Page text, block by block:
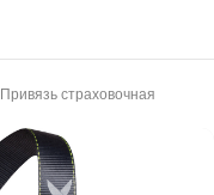
Привязь страховочная